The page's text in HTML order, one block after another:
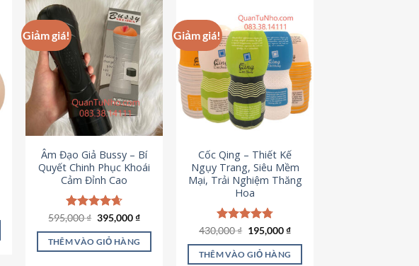
Giảm giá!
Âm Đạo Giả Bussy – Bí
Quyết Chinh Phục Khoái
Cảm Đỉnh Cao
Được xếp
5 sao
595,000₫ Giá
là:
595,000 ₫.
395,000₫Giá
tại
là:
THÊM VÀO GIỎ HÀNG
Giảm giá!
Cốc Qing – Thiết Kế
Ngụy Trang, Siêu Mềm
Mại, Trải Nghiệm Thăng
Hoa
Được xếp
5 sao
430,000₫ Giá
là:
430,000 ₫.
195,000₫Giá
tại
là:
THÊM VÀO GIỎ HÀNG